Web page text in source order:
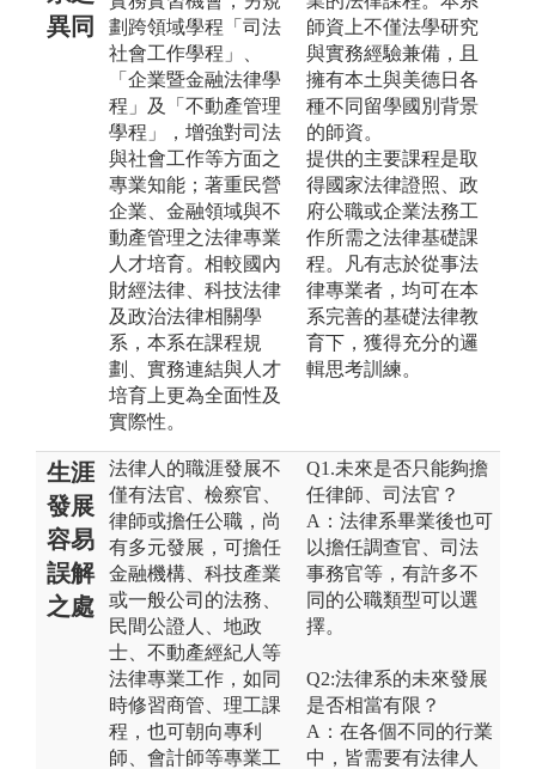
異同
劃跨領域學程「司法
社會工作學程」、
「企業暨金融法律學
程」及「不動產管理
學程」，增強對司法
與社會工作等方面之
專業知能；著重民營
企業、金融領域與不
動產管理之法律專業
人才培育。相較國內
財經法律、科技法律
及政治法律相關學
系，本系在課程規
劃、實務連結與人才
培育上更為全面性及
實際性。
師資上不僅法學研究
與實務經驗兼備，且
擁有本土與美德日各
種不同留學國別背景
的師資。
提供的主要課程是取
得國家法律證照、政
府公職或企業法務工
作所需之法律基礎課
程。凡有志於從事法
律專業者，均可在本
系完善的基礎法律教
育下，獲得充分的邏
輯思考訓練。
生涯
發展
容易
誤解
之處
法律人的職涯發展不
僅有法官、檢察官、
律師或擔任公職，尚
有多元發展，可擔任
金融機構、科技產業
或一般公司的法務、
民間公證人、地政
士、不動產經紀人等
法律專業工作，如同
時修習商管、理工課
程，也可朝向專利
師、會計師等專業工
Q1.未來是否只能夠擔
任律師、司法官？
A：法律系畢業後也可
以擔任調查官、司法
事務官等，有許多不
同的公職類型可以選
擇。
Q2:法律系的未來發展
是否相當有限？
A：在各個不同的行業
中，皆需要有法律人